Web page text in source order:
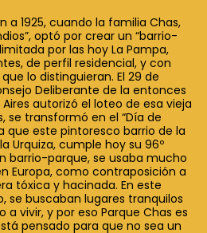
a 1925, cuando la familia Chas,
optó por crear un “barrio-
por las hoy La Pampa,
de perfil residencial, y con
lo distinguieran. El 29 de
Deliberante de la entonces
autorizó el loteo de esa vieja
se transformó en el “Día de
que este pintoresco barrio de la
Urquiza, cumple hoy su 96º
barrio-parque, se usaba mucho
Europa, como contraposición a
tóxica y hacinada. En este
se buscaban lugares tranquilos
vivir, y por eso Parque Chas es
pensado para que no sea un